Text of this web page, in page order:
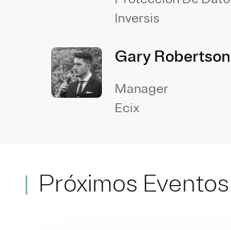
Inversis
Gary Robertson
Manager
Ecix
Próximos Eventos